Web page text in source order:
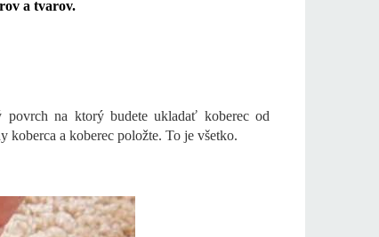
a tvarov.
povrch na ktorý budete ukladať koberec od
koberca a koberec položte. To je všetko.